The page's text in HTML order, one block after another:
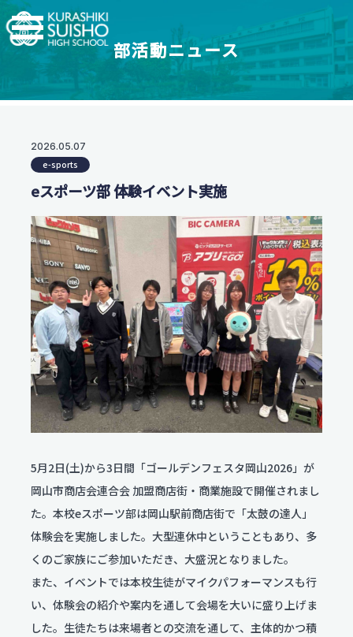
学科・コース
進学コース
【普通科】創学コース
創学コース 自己探求系
創学コース 福祉探求系
商業科
地域マーケティングコース
会計マネジメントコース
情報プログラミングコース
生活科学科
服飾コーディネートコース
食物クリエイトコース
保育デザインコース
看護科
専攻科（専攻科課程）
学校情報
制服紹介
2.5次元先生図鑑
翠松高校の強み
茶道教育
地域との連携
支援体制
翠松図鑑
進学実績
部活動一覧
部活動一覧
部活動ニュース
スイッチ！未来を開こう
受験生のみなさまへ
オープンスクール・入試情報
今後のスケジュール
資料請求
お知らせ
翠松ニュース
在校生・保護者のみなさま
部活動ニュース
お問い合わせ
各種証明書発行
資料請求
よくある質問
学校評価
交通アクセス
学校施設耐震化への取り組み状況
部活動ニュース
2026.05.07
e-sports
eスポーツ部 体験イベント実施
5月2日(土)から3日間「ゴールデンフェスタ岡山2026」が
岡山市商店会連合会 加盟商店街・商業施設で開催されまし
た。本校eスポーツ部は岡山駅前商店街で「太鼓の達人」
体験会を実施しました。大型連休中ということもあり、多
くのご家族にご参加いただき、大盛況となりました。
また、イベントでは本校生徒がマイクパフォーマンスも行
い、体験会の紹介や案内を通して会場を大いに盛り上げま
した。生徒たちは来場者との交流を通して、主体的かつ積